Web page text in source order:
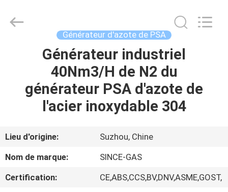
MAISON
PRODUITS
PROPOS
DE
NOUS
Technology
Générateur d'azote de PSA
Générateur industriel
40Nm3/H de N2 du
générateur PSA d'azote de
l'acier inoxydable 304
Lieu d'origine:
Suzhou, Chine
Nom de marque:
SINCE-GAS
Certification:
CE,ABS,CCS,BV,DNV,ASME,GOST,